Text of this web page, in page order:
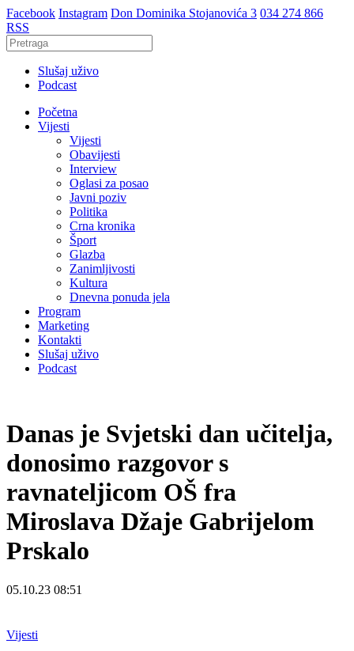
Facebook Instagram Don Dominika Stojanovića 3 034 274 866
RSS
Slušaj uživo
Podcast
Početna
Vijesti
Vijesti
Obavijesti
Interview
Oglasi za posao
Javni poziv
Politika
Crna kronika
Šport
Glazba
Zanimljivosti
Kultura
Dnevna ponuda jela
Program
Marketing
Kontakti
Slušaj uživo
Podcast
Danas je Svjetski dan učitelja,
donosimo razgovor s
ravnateljicom OŠ fra
Miroslava Džaje Gabrijelom
Prskalo
05.10.23 08:51
Vijesti